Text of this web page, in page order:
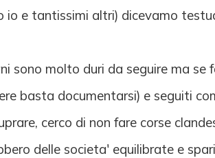
io e tantissimi altri) dicevamo
sono molto duri da seguire ma se
basta documentarsi) e seguiti
cerco di non fare corse
delle societa' equilibrate e